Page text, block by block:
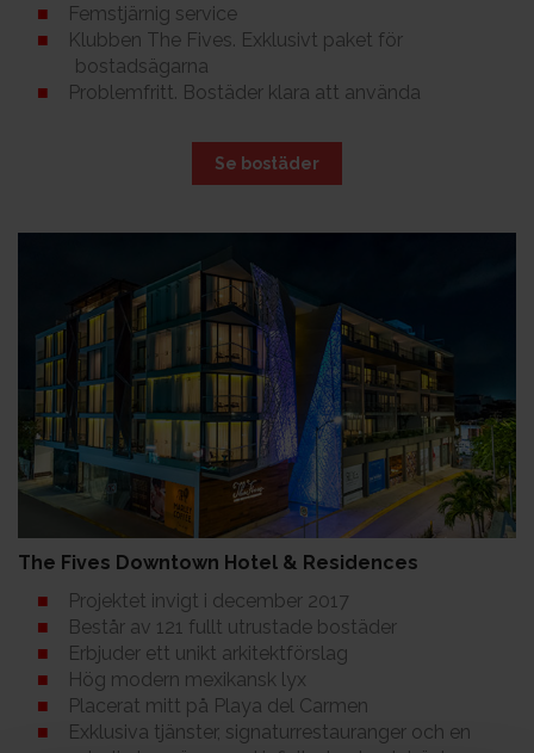
Femstjärnig service
Klubben The Fives. Exklusivt paket för
bostadsägarna
Problemfritt. Bostäder klara att använda
Se bostäder
The Fives Downtown Hotel & Residences​​
Projektet invigt i december 2017
Består av 121 fullt utrustade bostäder
Erbjuder ett unikt arkitektförslag
Hög modern mexikansk lyx
Placerat mitt på Playa del Carmen
Exklusiva tjänster, signaturrestauranger och en